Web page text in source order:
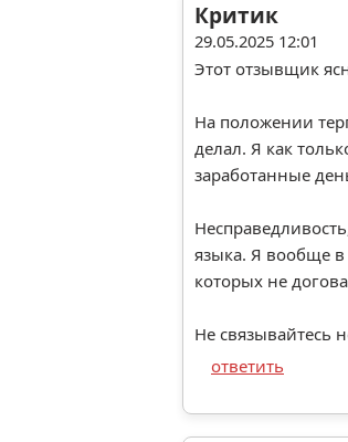
Критик
29.05.2025 12:01
Этот отзывщик
На положении
делал. Я как
заработанные
языка. Я вообще
которых не
Не связывайтесь
ответить